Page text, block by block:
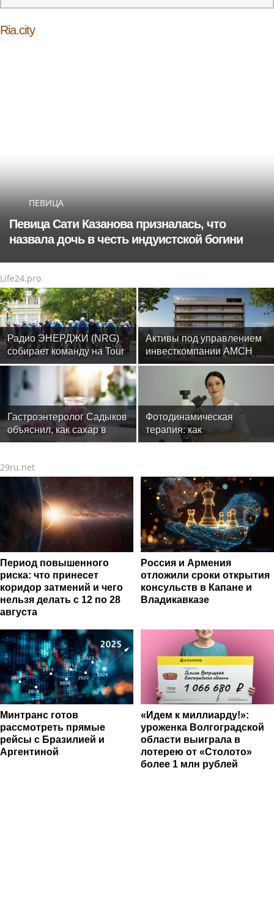
Ria.city
ПЕВИЦА
Певица Сати Казанова призналась, что
назвала дочь в честь индуистской богини
Life24.pro
Радио ЭНЕРДЖИ (NRG)
собирает команду на Tour
de Russie в Петербурге
Активы под управлением
инвесткомпании AMCH
превысили $50 млн
Гастроэнтеролог Садыков
объяснил, как сахар в
рационе ускоряет
Фотодинамическая
терапия: как
современные технологии
29ru.net
Период повышенного
риска: что принесет
коридор затмений и чего
нельзя делать с 12 по 28
августа
Россия и Армения
отложили сроки открытия
консульств в Капане и
Владикавказе
Минтранс готов
рассмотреть прямые
рейсы с Бразилией и
Аргентиной
«Идем к миллиарду!»:
уроженка Волгоградской
области выиграла в
лотерею от «Столото»
более 1 млн рублей